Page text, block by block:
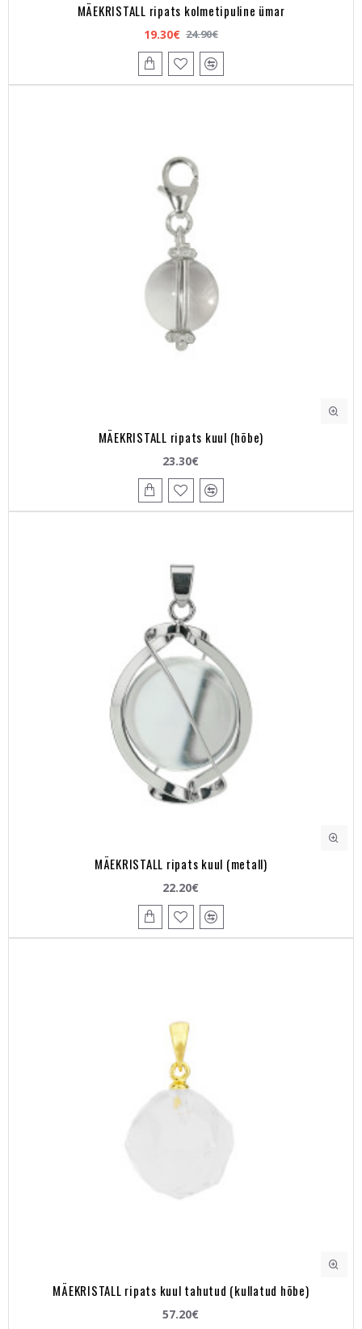
MÄEKRISTALL ripats kolmetipuline ümar
19.30€ 24.90€
MÄEKRISTALL ripats kuul (hõbe)
23.30€
MÄEKRISTALL ripats kuul (metall)
22.20€
MÄEKRISTALL ripats kuul tahutud (kullatud hõbe)
57.20€